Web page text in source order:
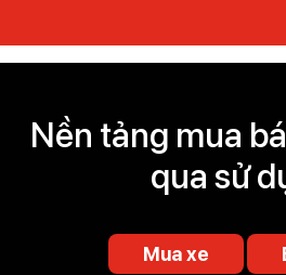
Nền tảng mua
qua sử
Mua xe